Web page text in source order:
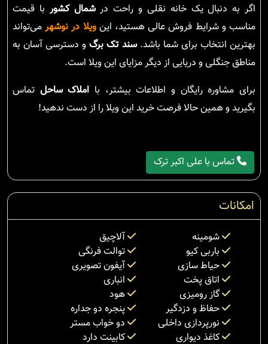
اگر به دنبال یک خانه نقلی و راحت درشمال کشور با قیمت
مناسب و شرایط فروش عالی هستید، اینویلا در نوشهرمی‌تواند
بهترین انتخاب برای شما باشد.سند تک برگو دسترسی آسان به
مناطق جنگلی و دریایی از دیگر مزایای این ویلا است.
برای مشاوره رایگان و اطلاعات بیشتر، با املاک ساحل تماس
بگیرید و همین حالا فرصت خرید این ویلا را از دست ندهید!
تماس با علی اکبر ترک
امکانات
شومینه
آلاچیق
باربی کیو
توالت فرنگی
حیاط سازی
آیفون تصویری
اتاق پخت
انباری
گاز رومیزی
هود
حفاظ و دزدگیر
پنجره دو جداره
نورپردازی داخلی
دو خواب مستر
کاغذ دیواری
کابینت دارد